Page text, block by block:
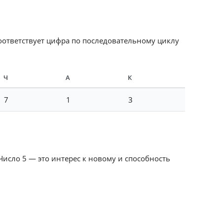
цифра по последовательному циклу
Ч А К
7 1 3
5 — это интерес к новому и способность